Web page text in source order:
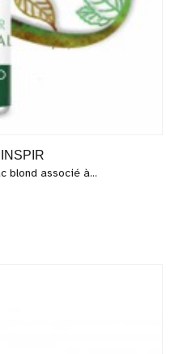
blond associé à...